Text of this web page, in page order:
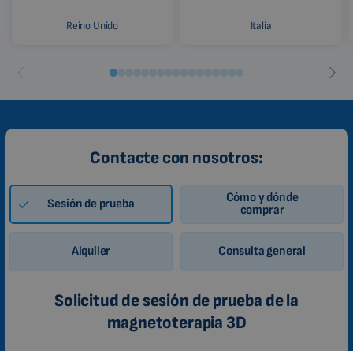
Reino Unido Italia
Contacte con nosotros:
Sesión de prueba
Cómo y dónde
comprar
Alquiler Consulta general
Solicitud de sesión de prueba de la
magnetoterapia 3D